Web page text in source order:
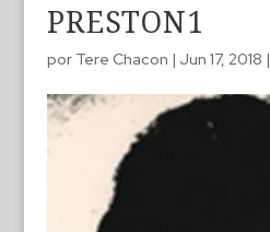
PRESTON1
por Tere Chacon | Jun 17, 2018 |